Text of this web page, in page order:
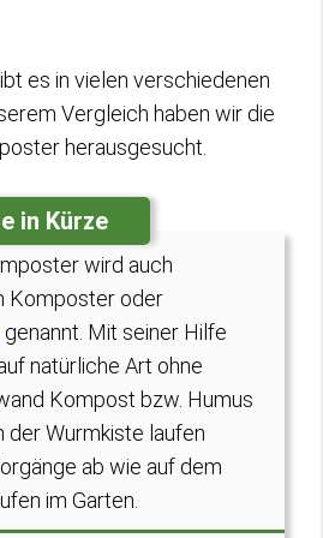
es in vielen verschiedenen
Vergleich haben wir die
herausgesucht.
in Kürze
wird auch
Komposter oder
genannt. Mit seiner Hilfe
natürliche Art ohne
Kompost bzw. Humus
der Wurmkiste laufen
ab wie auf dem
im Garten.